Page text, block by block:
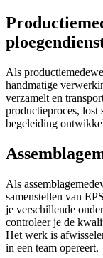
Als
handmatige
verzamelt en
productieproces,
begeleiding
Als
samenstellen van
je verschillende
controleer je de
Het werk is
in een team opereert.